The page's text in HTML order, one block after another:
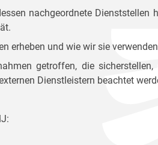
nachgeordnete Dienststellen
erheben und wie wir sie
getroffen, die
Dienstleistern beachtet